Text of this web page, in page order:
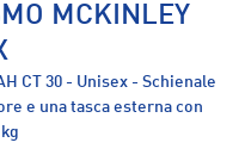
MCKINLEY
CT 30 - Unisex - Schienale
e una tasca esterna con